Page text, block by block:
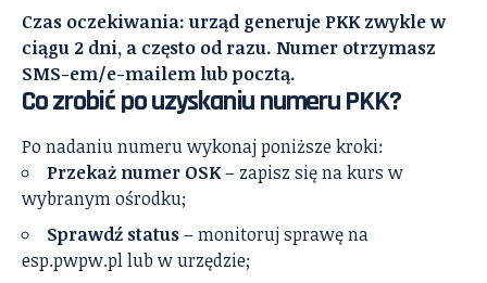
Czas oczekiwania: urząd generuje PKK zwykle w
ciągu 2 dni, a często od razu. Numer otrzymasz
SMS-em/e-mailem lub pocztą.
Co zrobić po uzyskaniu numeru PKK?
Po nadaniu numeru wykonaj poniższe kroki:
Przekaż numer OSK– zapisz się na kurs w
wybranym ośrodku;
Sprawdź status– monitoruj sprawę na
esp.pwpw.pl lub w urzędzie;